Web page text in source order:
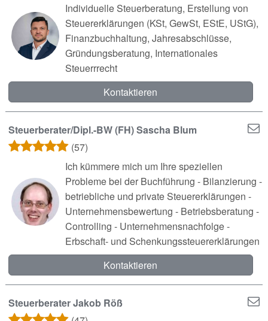
Individuelle Steuerberatung, Erstellung von
Steuererklärungen (KSt, GewSt, EStE, UStG),
Finanzbuchhaltung, Jahresabschlüsse,
Gründungsberatung, Internationales
Steuerrrecht
Kontaktieren
Steuerberater/Dipl.-BW (FH) Sascha Blum
(57)
Ich kümmere mich um Ihre speziellen
Probleme bei der Buchführung - Bilanzierung -
betriebliche und private Steuererklärungen -
Unternehmensbewertung - Betriebsberatung -
Controlling - Unternehmensnachfolge -
Erbschaft- und Schenkungssteuererklärungen
Kontaktieren
Steuerberater Jakob Röß